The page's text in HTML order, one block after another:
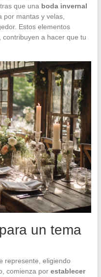
que una boda invernal
por mantas y velas,
Estos elementos
a hacer que tu
un tema
represente, eligiendo
comienza por establecer